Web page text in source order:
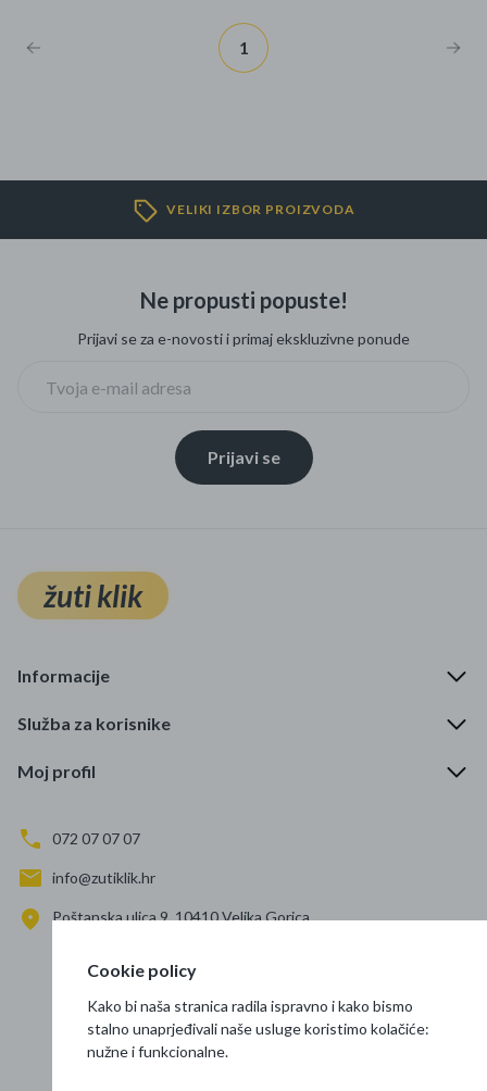
1
VELIKI IZBOR PROIZVODA
Ne propusti popuste!
Prijavi se za e-novosti i primaj ekskluzivne ponude
Prijavi se
žuti klik
Informacije
Služba za korisnike
Moj profil
072 07 07 07
info@zutiklik.hr
Poštanska ulica 9, 10410 Velika Gorica
Prati nas
Cookie policy
Kako bi naša stranica radila ispravno i kako bismo
stalno unaprjeđivali naše usluge koristimo kolačiće:
nužne i funkcionalne.